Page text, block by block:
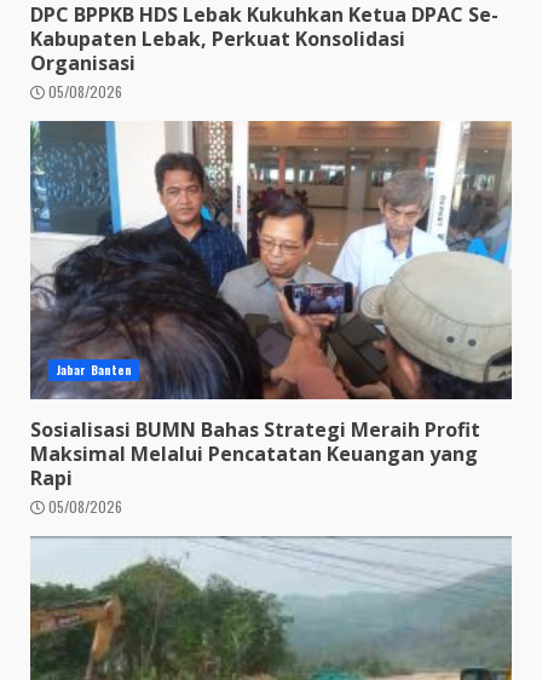
DPC BPPKB HDS Lebak Kukuhkan Ketua DPAC Se-
Kabupaten Lebak, Perkuat Konsolidasi
Organisasi
05/08/2026
Jabar Banten
Sosialisasi BUMN Bahas Strategi Meraih Profit
Maksimal Melalui Pencatatan Keuangan yang
Rapi
05/08/2026